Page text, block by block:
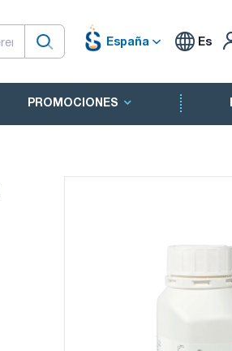
España Es
PROMOCIONES